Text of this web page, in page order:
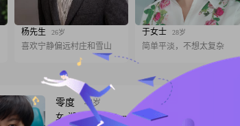
杨先生 26岁
喜欢宁静偏远村庄和雪山
于女士 28岁
简单平淡，不想太复杂
零度
44岁
女, 湖南衡阳, 158cm, 离异, 医疗管理